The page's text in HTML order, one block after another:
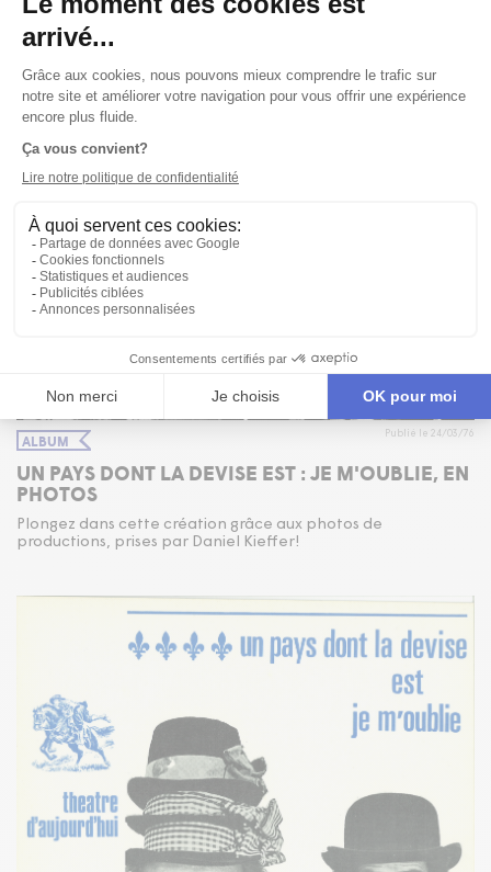
ALBUM Publié le 24/03/76
UN PAYS DONT LA DEVISE EST : JE M'OUBLIE, EN
PHOTOS
Plongez dans cette création grâce aux photos de
productions, prises par Daniel Kieffer!